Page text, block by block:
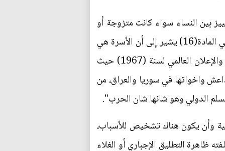
إلى مسألة عدم التمييز بين النساء سواء كانت متزوجة أو
غير متزوجة في التمتع بالحقوق السياسية، فضلا عن ذلك الإعلان العالمي للحقوق الإنسان للعام(1948) في المادة(16) يشير إلى أن الأسرة هي
الخلية الأساسية للمجتمع ويجب على الدولة والمجتمع حمايتها، أيضا هناك اتفاقية سيداو لعام(1959) والإعلان العالمي لسنة (1967) حيث
واخواتها في سوريا والعراق، من
الدولي وهو شانها شان الحرب".
وأن يكون هناك تشخيص للأسباب،
التطليق الإجباري أو الغلاء